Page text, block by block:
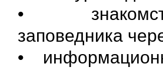
•
заповедника
•